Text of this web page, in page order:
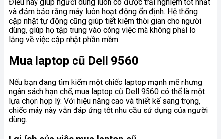
Điều này giúp người dùng luôn có được trải nghiệm tốt nhất
và đảm bảo rằng máy luôn hoạt động ổn định. Hệ thống
cập nhật tự động cũng giúp tiết kiệm thời gian cho người
dùng, giúp họ tập trung vào công việc mà không phải lo
lắng về việc cập nhật phần mềm.
Mua laptop cũ Dell 9560
Nếu bạn đang tìm kiếm một chiếc laptop mạnh mẽ nhưng
ngân sách hạn chế, mua laptop cũ Dell 9560 có thể là một
lựa chọn hợp lý. Với hiệu năng cao và thiết kế sang trọng,
chiếc máy này vẫn đáp ứng tốt nhu cầu sử dụng của người
dùng.